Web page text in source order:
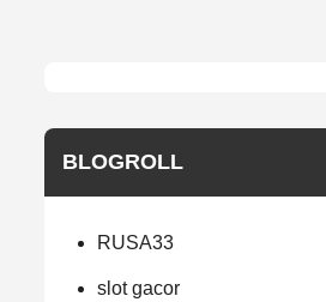
BLOGROLL
RUSA33
slot gacor